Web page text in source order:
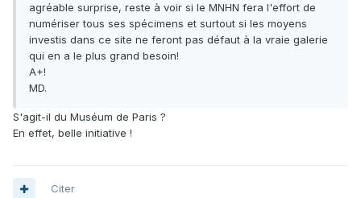
agréable surprise, reste à voir si le MNHN fera l'effort de
numériser tous ses spécimens et surtout si les moyens
investis dans ce site ne feront pas défaut à la vraie galerie
qui en a le plus grand besoin!
A+!
MD.
S'agit-il du Muséum de Paris ?
En effet, belle initiative !
Citer